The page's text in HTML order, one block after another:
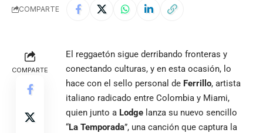
COMPARTE
COMPARTE
El reggaetón sigue derribando fronteras y
conectando culturas, y en esta ocasión, lo
hace con el sello personal de Ferrillo, artista
italiano radicado entre Colombia y Miami,
quien junto a Lodge lanza su nuevo sencillo
“La Temporada”, una canción que captura la